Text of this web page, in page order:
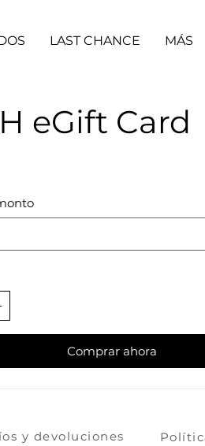
LAST CHANCE MÁS
eGift Card
Comprar ahora
y devoluciones